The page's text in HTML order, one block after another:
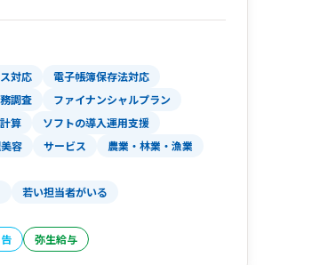
対応
電子帳簿保存法対応
調査
ファイナンシャルプラン
算
ソフトの導入運用支援
容 サービス
農業・林業・漁業
若い担当者がいる
弥生給与